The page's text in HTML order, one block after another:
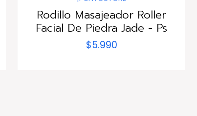
Rodillo Masajeador Roller
Facial De Piedra Jade - Ps
$5.990